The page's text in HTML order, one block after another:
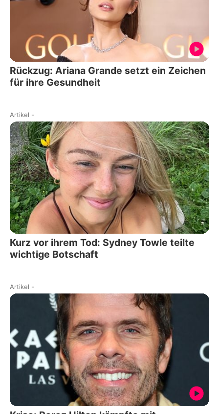
Rückzug: Ariana Grande setzt ein Zeichen
für ihre Gesundheit
Artikel -
Kurz vor ihrem Tod: Sydney Towle teilte
wichtige Botschaft
Artikel -